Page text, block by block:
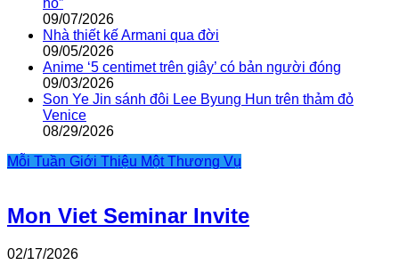
hổ”
09/07/2026
Nhà thiết kế Armani qua đời
09/05/2026
Anime ‘5 centimet trên giây’ có bản người đóng
09/03/2026
Son Ye Jin sánh đôi Lee Byung Hun trên thảm đỏ
Venice
08/29/2026
Mỗi Tuần Giới Thiệu Một Thương Vụ
Mon Viet Seminar Invite
02/17/2026